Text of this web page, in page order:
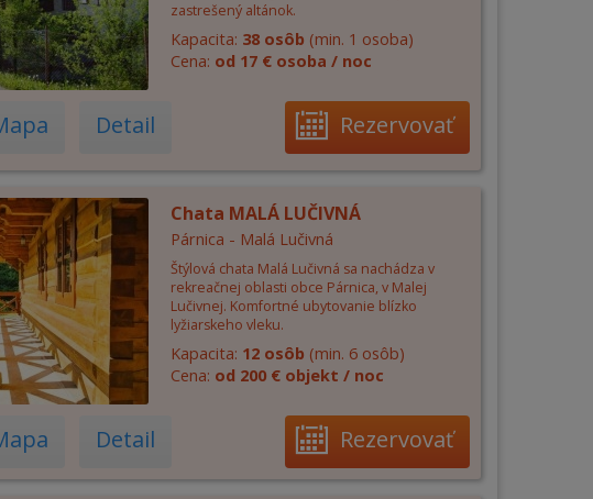
zastrešený altánok.
Kapacita: 38 osôb (min. 1 osoba)
Cena: od 17 € osoba / noc
Detail Rezervovať
Chata MALÁ LUČIVNÁ
Párnica - Malá Lučivná
Štýlová chata Malá Lučivná sa nachádza v
rekreačnej oblasti obce Párnica, v Malej
Lučivnej. Komfortné ubytovanie blízko
lyžiarskeho vleku.
Kapacita: 12 osôb (min. 6 osôb)
Cena: od 200 € objekt / noc
Detail Rezervovať